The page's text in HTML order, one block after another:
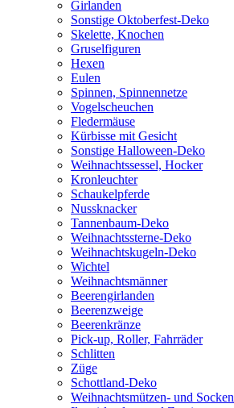
Girlanden
Sonstige Oktoberfest-Deko
Skelette, Knochen
Gruselfiguren
Hexen
Eulen
Spinnen, Spinnennetze
Vogelscheuchen
Fledermäuse
Kürbisse mit Gesicht
Sonstige Halloween-Deko
Weihnachtssessel, Hocker
Kronleuchter
Schaukelpferde
Nussknacker
Tannenbaum-Deko
Weihnachtssterne-Deko
Weihnachtskugeln-Deko
Wichtel
Weihnachtsmänner
Beerengirlanden
Beerenzweige
Beerenkränze
Pick-up, Roller, Fahrräder
Schlitten
Züge
Schottland-Deko
Weihnachtsmützen- und Socken